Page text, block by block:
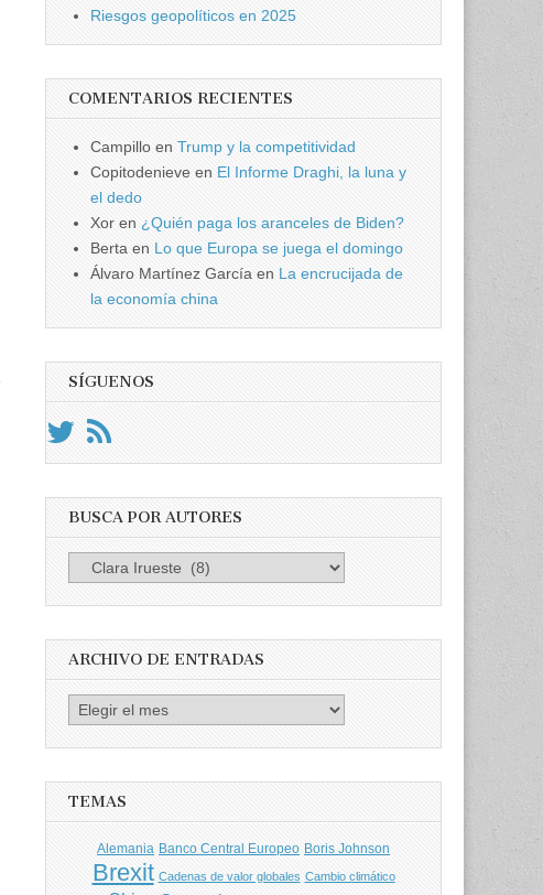
Riesgos geopolíticos en 2025
COMENTARIOS RECIENTES
Campillo enTrump y la competitividad
Copitodenieve en El Informe Draghi, la luna y
el dedo
Xor en ¿Quién paga los aranceles de Biden?
Berta en Lo que Europa se juega el domingo
Álvaro Martínez García en La encrucijada de
la economía china
SÍGUENOS
BUSCA POR AUTORES
por
ARCHIVO DE ENTRADAS
Archivo
TEMAS
Alemania Banco Central Europeo Boris Johnson
Brexit Cadenas de valor globales Cambio climático